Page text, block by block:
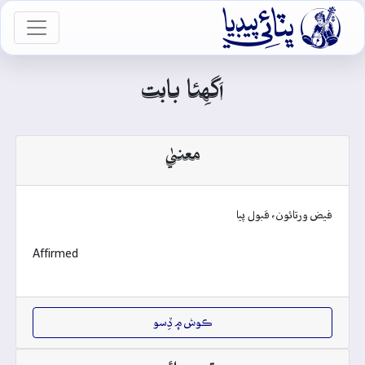

اَگهِئا بابت
معنيٰ
فيض ورتائون، قبول پيا
Affirmed
ڪوش ۾ ڏِسو